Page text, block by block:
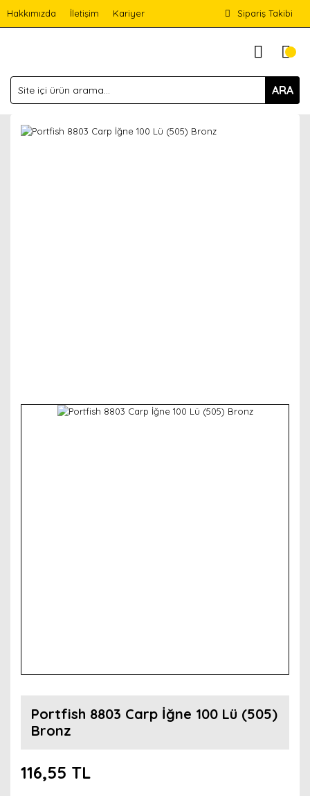
Hakkımızda İletişim Kariyer Sipariş Takibi
ARA
Portfish 8803 Carp İğne 100 Lü (505)
Bronz
116,55 TL